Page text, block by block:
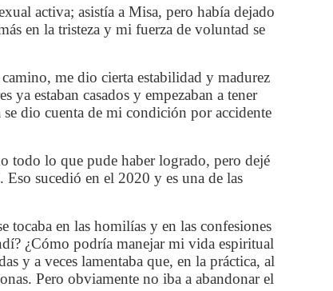
activa; asistía a Misa, pero había dejado
en la tristeza y mi fuerza de voluntad se
me dio cierta estabilidad y madurez
ya estaban casados y empezaban a tener
dio cuenta de mi condición por accidente
todo lo que pude haber logrado, pero dejé
Eso sucedió en el 2020 y es una de las
tocaba en las homilías y en las confesiones
¿Cómo podría manejar mi vida espiritual
y a veces lamentaba que, en la práctica, al
Pero obviamente no iba a abandonar el